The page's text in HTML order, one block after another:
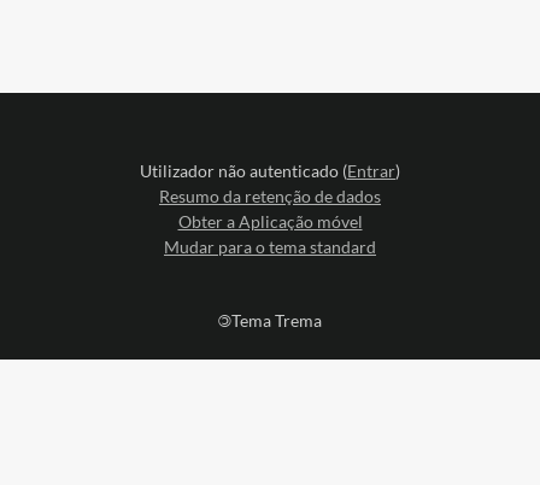
Utilizador não autenticado (Entrar)
Resumo da retenção de dados
Obter a Aplicação móvel
Mudar para o tema standard
©Tema Trema